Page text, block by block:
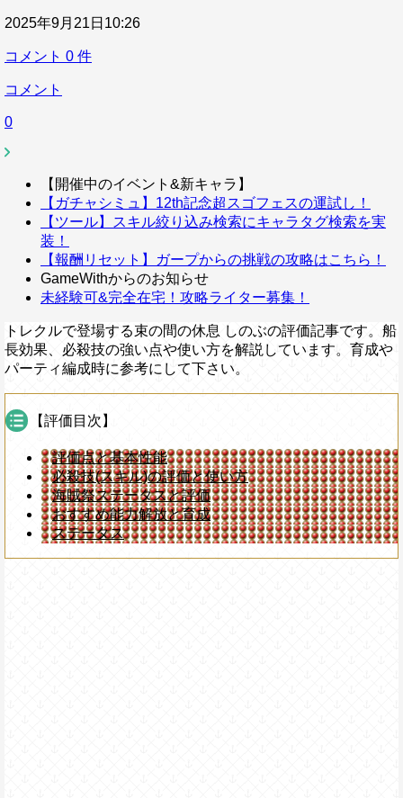
2025年9月21日10:26
コメント 0 件
コメント
0
【開催中のイベント&新キャラ】
【ガチャシミュ】12th記念超スゴフェスの運試し！
【ツール】スキル絞り込み検索にキャラタグ検索を実
装！
【報酬リセット】ガープからの挑戦の攻略はこちら！
GameWithからのお知らせ
未経験可&完全在宅！攻略ライター募集！
トレクルで登場する束の間の休息 しのぶの評価記事です。船
長効果、必殺技の強い点や使い方を解説しています。育成や
パーティ編成時に参考にして下さい。
【評価目次】
評価点と基本性能
必殺技(スキル)の評価と使い方
海賊祭ステータスと評価
おすすめ能力解放と育成
ステータス